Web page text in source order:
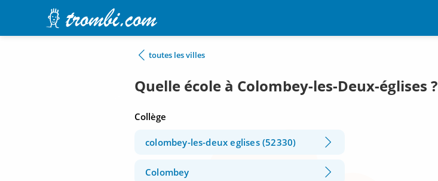
toutes les villes
Quelle école à Colombey-les-Deux-églises ?
Collège
colombey-les-deux eglises (52330)
Colombey